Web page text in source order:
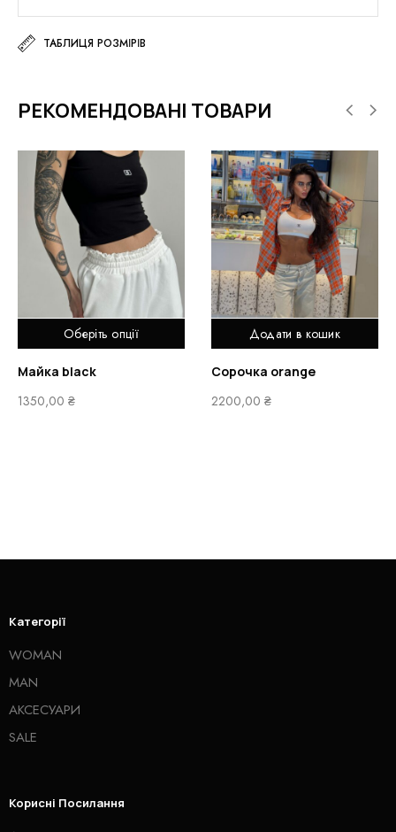
ТАБЛИЦЯ РОЗМІРІВ
РЕКОМЕНДОВАНІ ТОВАРИ
Оберіть опції
Майка black
1350,00 ₴
Додати в кошик
Сорочка orange
2200,00 ₴
Категорії
WOMAN
MAN
АКСЕСУАРИ
SALE
Корисні Посилання